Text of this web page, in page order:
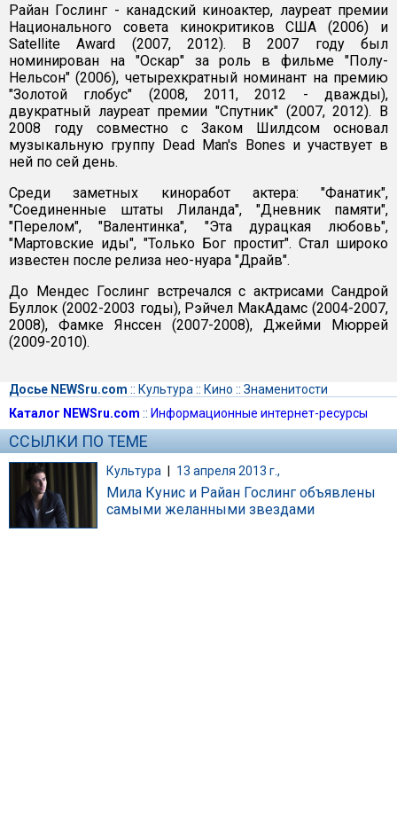
Райан Гослинг - канадский киноактер, лауреат премии
Национального совета кинокритиков США (2006) и
Satellite Award (2007, 2012). В 2007 году был
номинирован на "Оскар" за роль в фильме "Полу-
Нельсон" (2006), четырехкратный номинант на премию
"Золотой глобус" (2008, 2011, 2012 - дважды),
двукратный лауреат премии "Спутник" (2007, 2012). В
2008 году совместно с Заком Шилдсом основал
музыкальную группу Dead Man's Bones и участвует в
ней по сей день.
Среди заметных киноработ актера: "Фанатик",
"Соединенные штаты Лиланда", "Дневник памяти",
"Перелом", "Валентинка", "Эта дурацкая любовь",
"Мартовские иды", "Только Бог простит". Стал широко
известен после релиза нео-нуара "Драйв".
До Мендес Гослинг встречался с актрисами Сандрой
Буллок (2002-2003 годы), Рэйчел МакАдамс (2004-2007,
2008), Фамке Янссен (2007-2008), Джейми Мюррей
(2009-2010).
Досье NEWSru.com :: Культура :: Кино :: Знаменитости
Каталог NEWSru.com :: Информационные интернет-ресурсы
ССЫЛКИ ПО ТЕМЕ
Культура | 13 апреля 2013 г.,
Мила Кунис и Райан Гослинг объявлены
самыми желанными звездами